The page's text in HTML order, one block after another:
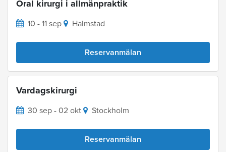
Oral kirurgi i allmänpraktik
10 - 11 sep Halmstad
Reservanmälan
Vardagskirurgi
30 sep - 02 okt Stockholm
Reservanmälan